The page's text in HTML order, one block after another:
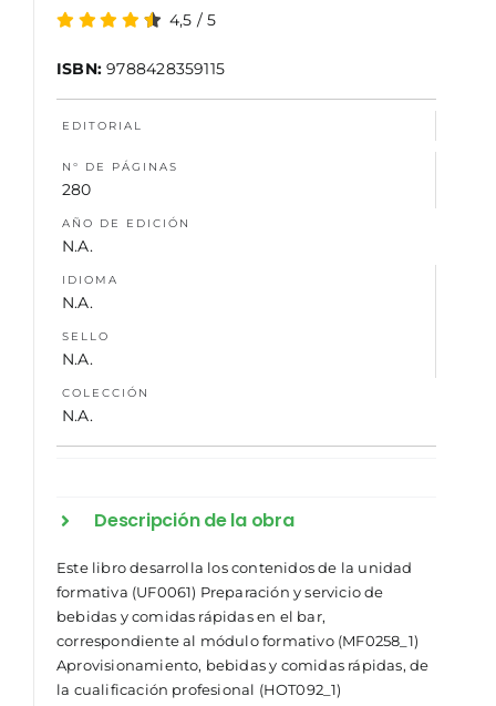
NOSOTROS 4,5 /5
ISBN:9788428359115
EDITORIAL
N° DE PÁGINAS
280
AÑO DE EDICIÓN
N.A.
IDIOMA
N.A.
SELLO
N.A.
COLECCIÓN
N.A.
Descripción de la obra
Este libro desarrolla los contenidos de la unidad
formativa (UF0061) Preparación y servicio de
bebidas y comidas rápidas en el bar,
correspondiente al módulo formativo (MF0258_1)
Aprovisionamiento, bebidas y comidas rápidas, de
la cualificación profesional (HOT092_1)